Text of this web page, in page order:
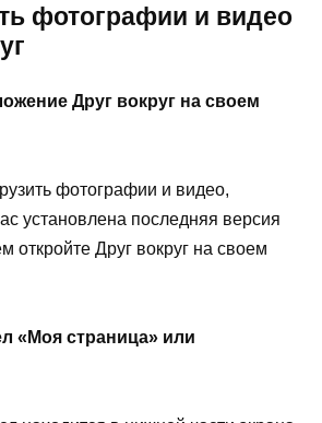
фотографии и видео
Друг вокруг на своем
фотографии и видео,
установлена последняя версия
откройте Друг вокруг на своем
«Моя страница» или